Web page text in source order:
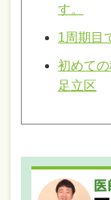
す。
1周期目
初めて
足立区